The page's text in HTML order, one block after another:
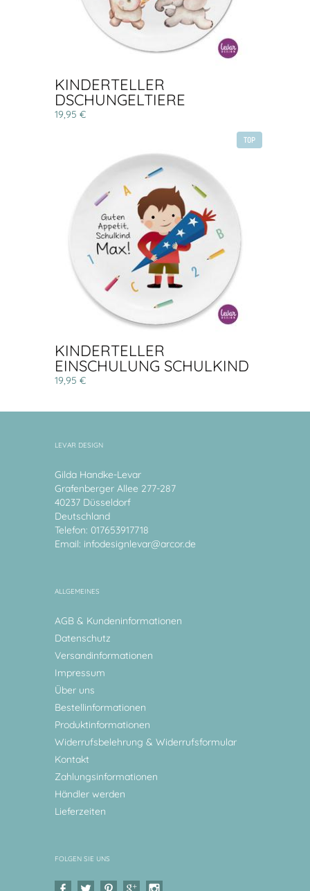
KINDERTELLER
DSCHUNGELTIERE
19,95 €
TOP
KINDERTELLER
EINSCHULUNG SCHULKIND
19,95 €
LEVAR DESIGN
Gilda Handke-Levar
Grafenberger Allee 277-287
40237 Düsseldorf
Deutschland
Telefon: 017653917718
Email: infodesignlevar@arcor.de
ALLGEMEINES
AGB & Kundeninformationen
Datenschutz
Versandinformationen
Impressum
Über uns
Bestellinformationen
Produktinformationen
Widerrufsbelehrung & Widerrufsformular
Kontakt
Zahlungsinformationen
Händler werden
Lieferzeiten
FOLGEN SIE UNS